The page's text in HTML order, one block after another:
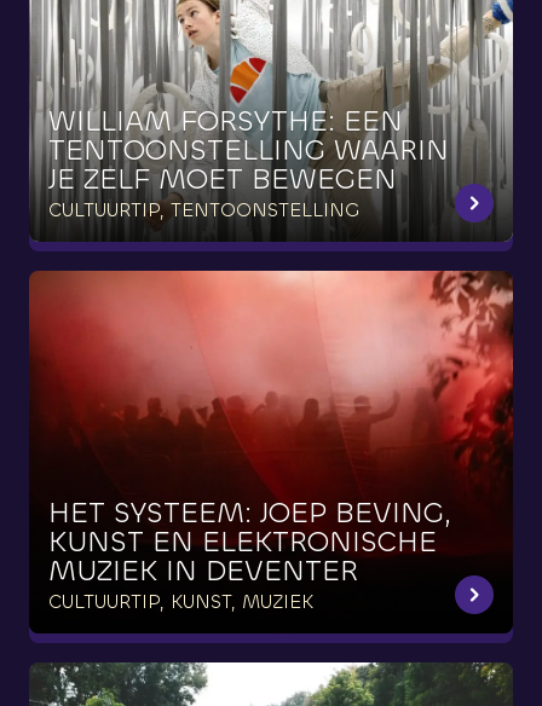
WILLIAM FORSYTHE: EEN
TENTOONSTELLING WAARIN
JE ZELF MOET BEWEGEN
CULTUURTIP, TENTOONSTELLING
HET SYSTEEM: JOEP BEVING,
KUNST EN ELEKTRONISCHE
MUZIEK IN DEVENTER
CULTUURTIP, KUNST, MUZIEK